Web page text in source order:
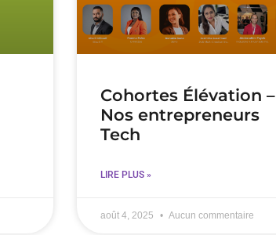
Cohortes Élévation –
Nos entrepreneurs
Tech
LIRE PLUS »
août 4, 2025 Aucun commentaire